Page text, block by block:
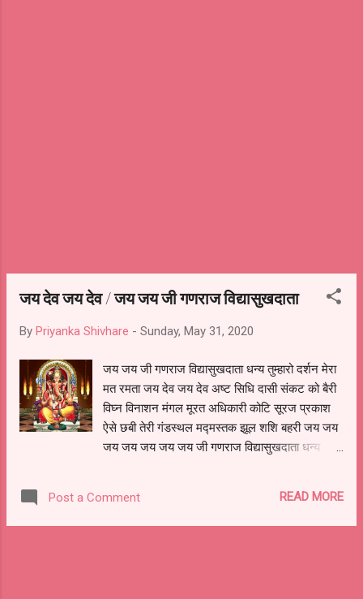
जय देव जय देव / जय जय जी गणराज विद्यासुखदाता
By Priyanka Shivhare - Sunday, May 31, 2020
जय जय जी गणराज विद्यासुखदाता धन्य तुम्हारो दर्शन मेरा
मत रमता जय देव जय देव अष्ट सिधि दासी संकट को बैरी
विघ्न विनाशन मंगल मूरत अधिकारी कोटि सूरज प्रकाश
ऐसे छबी तेरी गंडस्थल मद्मस्तक झूल शशि बहरी जय जय
जय जय जय जय जय जी गणराज विद्यासुखदाता धन्य
महाराज मोको अति भावे गोसावीनंदन निशिदिन गुण गावे जय
जय जी गणराज विद्यासुखदाता धन्य तुम्हारो दर्शन मेरा मत
Post a Comment READ MORE